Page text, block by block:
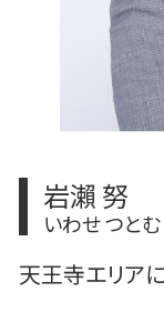
岩瀨 努
いわせ つと
天王寺エリア